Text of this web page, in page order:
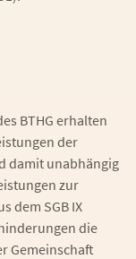
BTHG erhalten
der
damit unabhängig
zur
dem SGB IX
die
Gemeinschaft